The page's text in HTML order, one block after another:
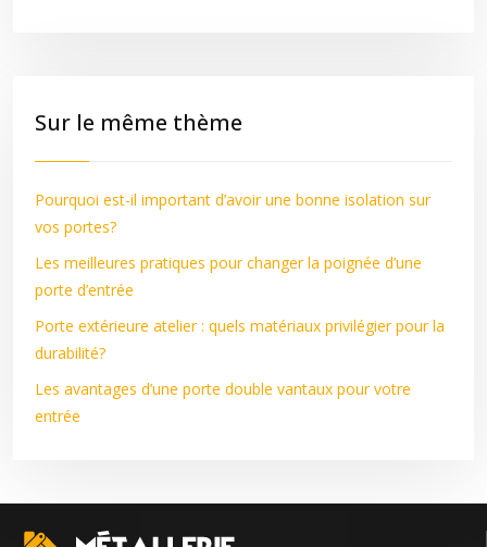
Sur le même thème
Pourquoi est-il important d’avoir une bonne isolation sur
vos portes?
Les meilleures pratiques pour changer la poignée d’une
porte d’entrée
Porte extérieure atelier : quels matériaux privilégier pour la
durabilité?
Les avantages d’une porte double vantaux pour votre
entrée